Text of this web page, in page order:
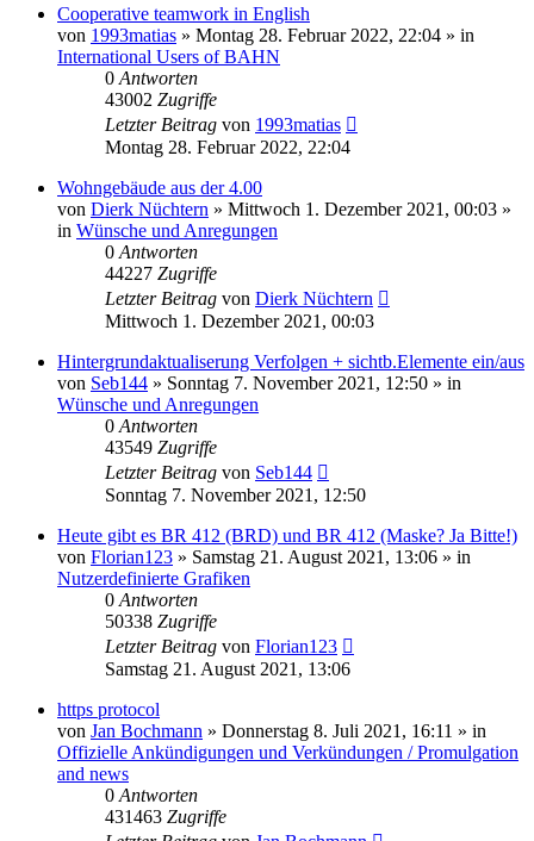
Cooperative teamwork in English
von 1993matias » Montag 28. Februar 2022, 22:04 » in
International Users of BAHN
0 Antworten
43002 Zugriffe
Letzter Beitrag von 1993matias
Montag 28. Februar 2022, 22:04
Wohngebäude aus der 4.00
von Dierk Nüchtern » Mittwoch 1. Dezember 2021, 00:03 »
in Wünsche und Anregungen
0 Antworten
44227 Zugriffe
Letzter Beitrag von Dierk Nüchtern
Mittwoch 1. Dezember 2021, 00:03
Hintergrundaktualiserung Verfolgen + sichtb.Elemente ein/aus
von Seb144 » Sonntag 7. November 2021, 12:50 » in
Wünsche und Anregungen
0 Antworten
43549 Zugriffe
Letzter Beitrag von Seb144
Sonntag 7. November 2021, 12:50
Heute gibt es BR 412 (BRD) und BR 412 (Maske? Ja Bitte!)
von Florian123 » Samstag 21. August 2021, 13:06 » in
Nutzerdefinierte Grafiken
0 Antworten
50338 Zugriffe
Letzter Beitrag von Florian123
Samstag 21. August 2021, 13:06
https protocol
von Jan Bochmann » Donnerstag 8. Juli 2021, 16:11 » in
Offizielle Ankündigungen und Verkündungen / Promulgation
and news
0 Antworten
431463 Zugriffe